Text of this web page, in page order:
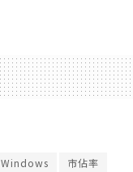
Windows 市佔率